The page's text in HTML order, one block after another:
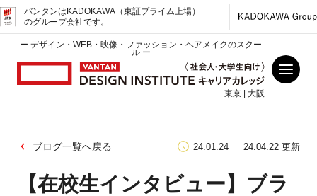
バンタンはKADOKAWA（東証プライム上場）
のグループ会社です。
ー デザイン・WEB・映像・ファッション・ヘアメイクのスクー
ル ー
東京 | 大阪
ブログ一覧へ戻る 24.01.24 24.04.22 更新
【在校生インタビュー】ブラ